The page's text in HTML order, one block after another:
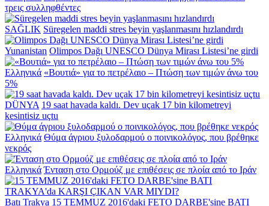
τρεις συλληφθέντες
SAĞLIK Süregelen maddi stres beyin yaşlanmasını hızlandırdı
Yunanistan Olimpos Dağı UNESCO Dünya Mirası Listesi’ne girdi
Ελληνικά «Βουτιά» για το πετρέλαιο – Πτώση των τιμών άνω του
5%
DÜNYA 19 saat havada kaldı. Dev uçak 17 bin kilometreyi
kesintisiz uçtu
Ελληνικά Θύμα άγριου ξυλοδαρμού ο ποινικολόγος, που βρέθηκε
νεκρός
Ελληνικά Ένταση στο Ορμούζ με επιθέσεις σε πλοία από το Ιράν
Batı Trakya 15 TEMMUZ 2016'daki FETO DARBE'sine BATI